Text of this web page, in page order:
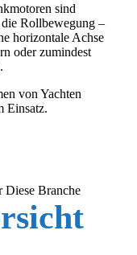
sind
Rollbewegung –
horizontale Achse
oder zumindest
von Yachten
Einsatz.
Branche